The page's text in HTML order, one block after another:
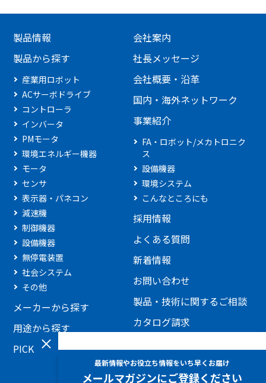
製品情報
製品から探す
産業用ロボット
ACサーボドライブ
コントローラ
インバータ
PMモータ
環境エネルギー機器
モータ
センサ
表示器・パネコン
減速機
制御機器
設備機器
無停電装置
社会システム
その他
メーカーから探す
用途から探す
PICKUP製品
会社案内
社長メッセージ
会社概要・沿革
国内・海外ネットワーク
事業紹介
FA・ロボット/メカトロニク
ス
設備機器
環境システム
こんなところにも
採用情報
よくある質問
新着情報
お問い合わせ
製品・技術に関するご相談
カタログ請求
添付ファイルを利用したお
問い合わせ